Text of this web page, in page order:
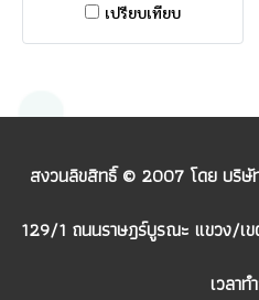
เปรียบเทียบ
สงวนลิขสิทธิ์ © 2007 โดย บริษัท
129/1 ถนนราษฎร์บูรณะ แขวง/เ
เวลาท